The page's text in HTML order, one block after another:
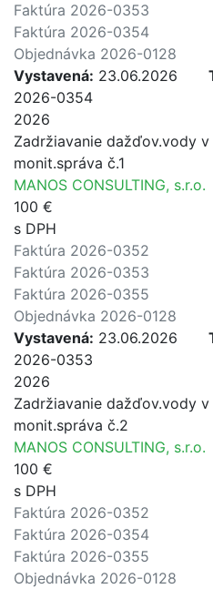
Faktúra 2026-0353
Faktúra 2026-0354
Objednávka 2026-0128
Vystavená: 23.06.2026
2026-0354
2026
Zadržiavanie dažďov.vody
monit.správa č.1
MANOS CONSULTING, s.r.o.
100 €
s DPH
Faktúra 2026-0352
Faktúra 2026-0353
Faktúra 2026-0355
Objednávka 2026-0128
Vystavená: 23.06.2026
2026-0353
2026
Zadržiavanie dažďov.vody
monit.správa č.2
MANOS CONSULTING, s.r.o.
100 €
s DPH
Faktúra 2026-0352
Faktúra 2026-0354
Faktúra 2026-0355
Objednávka 2026-0128